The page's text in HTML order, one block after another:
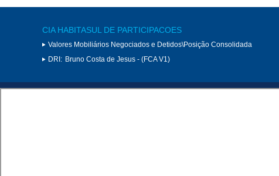
CIA HABITASUL DE PARTICIPACOES
Valores Mobiliários Negociados e Detidos\Posição Consolidada
DRI: Bruno Costa de Jesus - (FCA V1)